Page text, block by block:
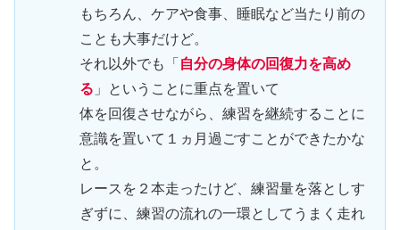
もちろん、ケアや食事、睡眠など当たり前の
ことも大事だけど。
それ以外でも「 自分の身体の回復力を高め
る 」ということに重点を置いて
体を回復させながら、練習を継続することに
意識を置いて１ヵ月過ごすことができたかな
と。
レースを２本走ったけど、練習量を落としす
ぎずに、練習の流れの一環としてうまく走れ